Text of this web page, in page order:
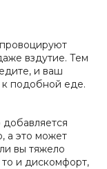
вздутие. Тем
и ваш
к подобной еде.
а это может
вы тяжело
и дискомфорт,